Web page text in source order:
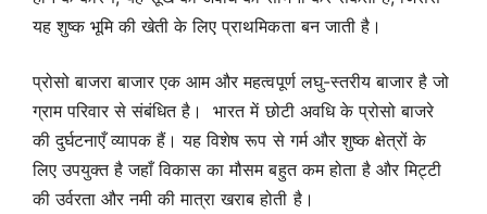
यह शुष्क भूमि की खेती के लिए प्राथमिकता बन जाती है।
प्रोसो बाजरा बाजार एक आम और महत्वपूर्ण लघु-स्तरीय बाजार है जो
ग्राम परिवार से संबंधित है। भारत में छोटी अवधि के प्रोसो बाजरे
की दुर्घटनाएँ व्यापक हैं। यह विशेष रूप से गर्म और शुष्क क्षेत्रों के
लिए उपयुक्त है जहाँ विकास का मौसम बहुत कम होता है और मिट्टी
की उर्वरता और नमी की मात्रा खराब होती है।